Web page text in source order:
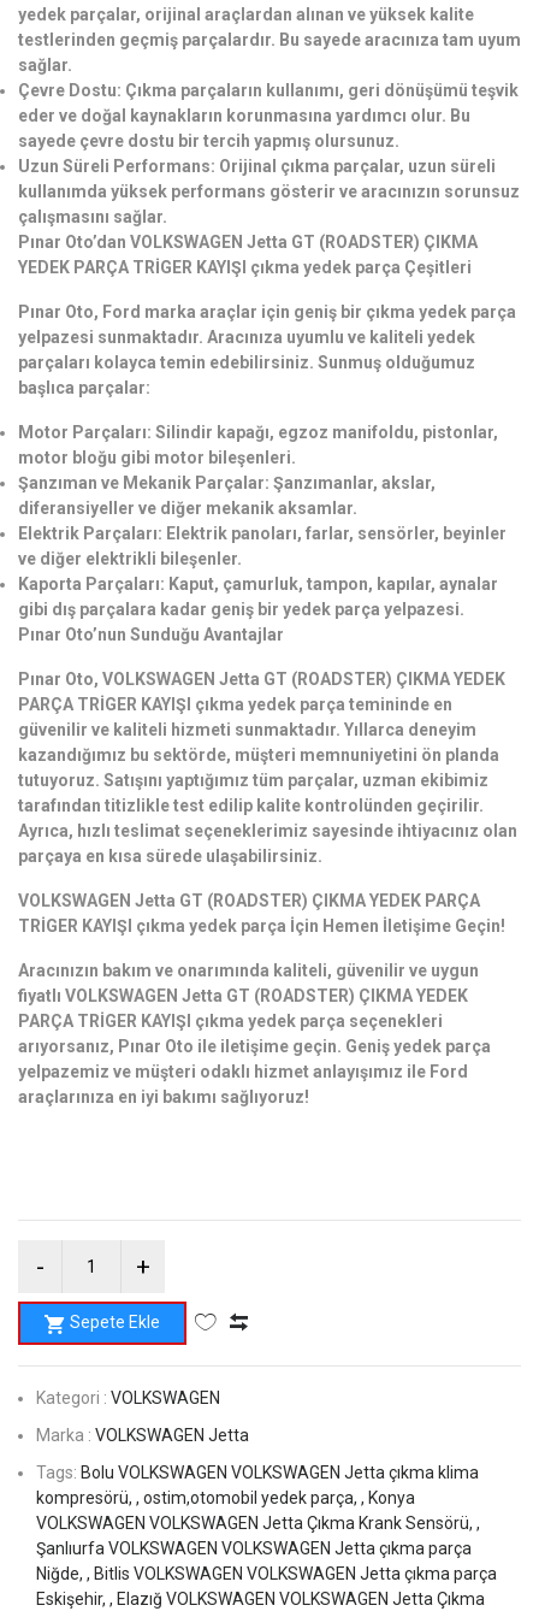
yedek parçalar, orijinal araçlardan alınan ve yüksek kalite
testlerinden geçmiş parçalardır. Bu sayede aracınıza tam uyum
sağlar.
Çevre Dostu: Çıkma parçaların kullanımı, geri dönüşümü teşvik
eder ve doğal kaynakların korunmasına yardımcı olur. Bu
sayede çevre dostu bir tercih yapmış olursunuz.
Uzun Süreli Performans: Orijinal çıkma parçalar, uzun süreli
kullanımda yüksek performans gösterir ve aracınızın sorunsuz
çalışmasını sağlar.
Pınar Oto’dan VOLKSWAGEN Jetta GT (ROADSTER) ÇIKMA
YEDEK PARÇA TRİGER KAYIŞI çıkma yedek parça Çeşitleri
Pınar Oto, Ford marka araçlar için geniş bir çıkma yedek parça
yelpazesi sunmaktadır. Aracınıza uyumlu ve kaliteli yedek
parçaları kolayca temin edebilirsiniz. Sunmuş olduğumuz
başlıca parçalar:
Motor Parçaları: Silindir kapağı, egzoz manifoldu, pistonlar,
motor bloğu gibi motor bileşenleri.
Şanzıman ve Mekanik Parçalar: Şanzımanlar, akslar,
diferansiyeller ve diğer mekanik aksamlar.
Elektrik Parçaları: Elektrik panoları, farlar, sensörler, beyinler
ve diğer elektrikli bileşenler.
Kaporta Parçaları: Kaput, çamurluk, tampon, kapılar, aynalar
gibi dış parçalara kadar geniş bir yedek parça yelpazesi.
Pınar Oto’nun Sunduğu Avantajlar
Pınar Oto, VOLKSWAGEN Jetta GT (ROADSTER) ÇIKMA YEDEK
PARÇA TRİGER KAYIŞI çıkma yedek parça temininde en
güvenilir ve kaliteli hizmeti sunmaktadır. Yıllarca deneyim
kazandığımız bu sektörde, müşteri memnuniyetini ön planda
tutuyoruz. Satışını yaptığımız tüm parçalar, uzman ekibimiz
tarafından titizlikle test edilip kalite kontrolünden geçirilir.
Ayrıca, hızlı teslimat seçeneklerimiz sayesinde ihtiyacınız olan
parçaya en kısa sürede ulaşabilirsiniz.
VOLKSWAGEN Jetta GT (ROADSTER) ÇIKMA YEDEK PARÇA
TRİGER KAYIŞI çıkma yedek parça İçin Hemen İletişime Geçin!
Aracınızın bakım ve onarımında kaliteli, güvenilir ve uygun
fiyatlı VOLKSWAGEN Jetta GT (ROADSTER) ÇIKMA YEDEK
PARÇA TRİGER KAYIŞI çıkma yedek parça seçenekleri
arıyorsanız, Pınar Oto ile iletişime geçin. Geniş yedek parça
yelpazemiz ve müşteri odaklı hizmet anlayışımız ile Ford
araçlarınıza en iyi bakımı sağlıyoruz!
Sepete Ekle
Kategori : VOLKSWAGEN
Marka : VOLKSWAGEN Jetta
Tags: Bolu VOLKSWAGEN VOLKSWAGEN Jetta çıkma klima
kompresörü, , ostim,otomobil yedek parça, , Konya
VOLKSWAGEN VOLKSWAGEN Jetta Çıkma Krank Sensörü, ,
Şanlıurfa VOLKSWAGEN VOLKSWAGEN Jetta çıkma parça
Niğde, , Bitlis VOLKSWAGEN VOLKSWAGEN Jetta çıkma parça
Eskişehir, , Elazığ VOLKSWAGEN VOLKSWAGEN Jetta Çıkma